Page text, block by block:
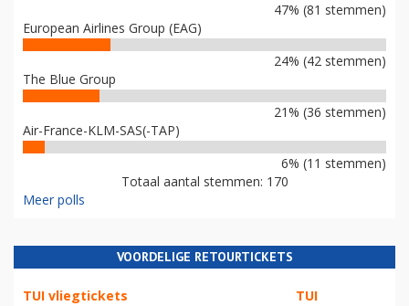
47% (81 stemmen)
European Airlines Group (EAG)
24% (42 stemmen)
The Blue Group
21% (36 stemmen)
Air-France-KLM-SAS(-TAP)
6% (11 stemmen)
Totaal aantal stemmen: 170
Meer polls
VOORDELIGE RETOURTICKETS
TUI vliegtickets TUI